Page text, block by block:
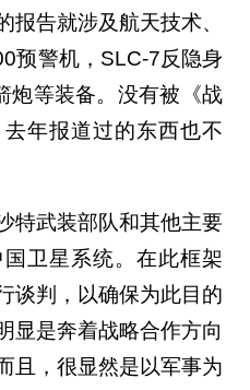
报告就涉及航天技术、
预警机，SLC-7反隐身
炮等装备。没有被《战
年报道过的东西也不
特武装部队和其他主要
卫星系统。在此框架
谈判，以确保为此目的
显是奔着战略合作方向
且，很显然是以军事为